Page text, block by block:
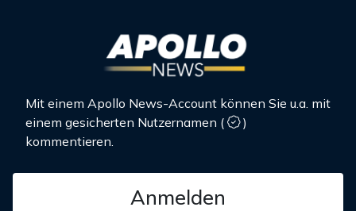
Mit einem Apollo News-Account können Sie u.a. mit
einem gesicherten Nutzernamen (
)
kommentieren.
Anmelden